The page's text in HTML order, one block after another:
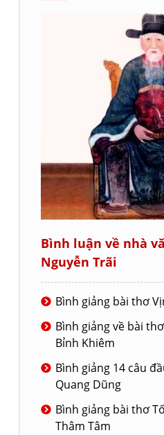
Bình luận về nhà
Nguyễn Trãi
Bình giảng bài thơ
Bình giảng về bài
Bỉnh Khiêm
Bình giảng 14 câu
Quang Dũng
Bình giảng bài thơ
Thâm Tâm